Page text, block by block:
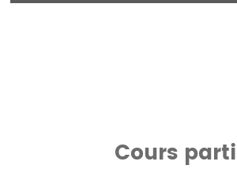
Cours